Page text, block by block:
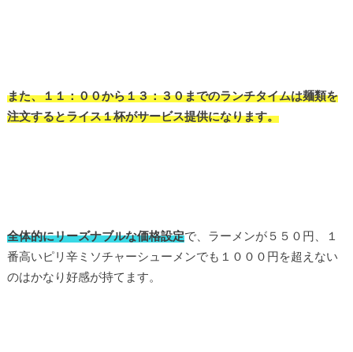
また、１１：００から１３：３０までのランチタイムは麺類を
注文するとライス１杯がサービス提供になります。
全体的にリーズナブルな価格設定で、ラーメンが５５０円、１
番高いピリ辛ミソチャーシューメンでも１０００円を超えない
のはかなり好感が持てます。